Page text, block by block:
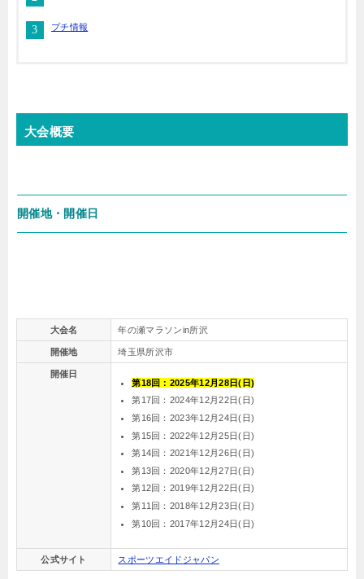
プチ情報
大会概要
開催地・開催日
大会名 年の瀬マラソンin所沢
開催地 埼玉県所沢市
開催日
第18回：2025年12月28日(日)
第17回：2024年12月22日(日)
第16回：2023年12月24日(日)
第15回：2022年12月25日(日)
第14回：2021年12月26日(日)
第13回：2020年12月27日(日)
第12回：2019年12月22日(日)
第11回：2018年12月23日(日)
第10回：2017年12月24日(日)
公式サイト スポーツエイドジャパン